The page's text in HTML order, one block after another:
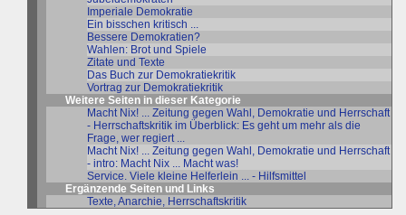
Imperiale Demokratie
Ein bisschen kritisch ...
Bessere Demokratien?
Wahlen: Brot und Spiele
Zitate und Texte
Das Buch zur Demokratiekritik
Vortrag zur Demokratiekritik
Weitere Seiten in dieser Kategorie
Macht Nix! ... Zeitung gegen Wahl, Demokratie und Herrschaft
- Herrschaftskritik im Überblick: Es geht um mehr als die
Frage, wer regiert ...
Macht Nix! ... Zeitung gegen Wahl, Demokratie und Herrschaft
- intro: Macht Nix ... Macht was!
Service. Viele kleine Helferlein ... - Hilfsmittel
Ergänzende Seiten und Links
Texte, Anarchie, Herrschaftskritik